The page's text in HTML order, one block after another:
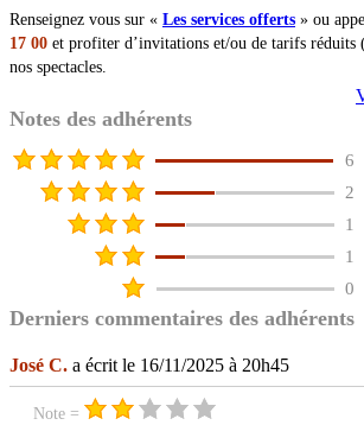
Renseignez vous sur « Les services offerts » ou
17 00 et profiter d’invitations et/ou de tarifs réduits
nos spectacles.
Notes des adhérents
6
2
1
1
0
Derniers commentaires des adhérents
José C. a écrit le 16/11/2025 à 20h45
Note =